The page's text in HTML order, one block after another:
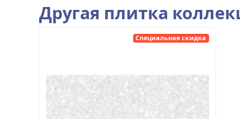
Другая плитка
Специальная скидка